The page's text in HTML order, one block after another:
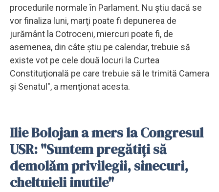
procedurile normale în Parlament. Nu ştiu dacă se
vor finaliza luni, marţi poate fi depunerea de
jurământ la Cotroceni, miercuri poate fi, de
asemenea, din câte ştiu pe calendar, trebuie să
existe vot pe cele două locuri la Curtea
Constituţională pe care trebuie să le trimită Camera
şi Senatul", a menţionat acesta.
Ilie Bolojan a mers la Congresul
USR: "Suntem pregătiți să
demolăm privilegii, sinecuri,
cheltuieli inutile"